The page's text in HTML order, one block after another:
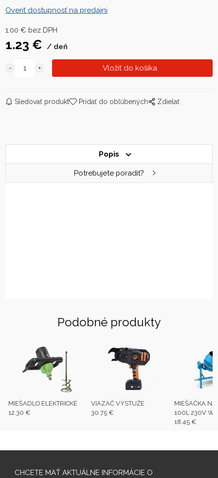
Overiť dostupnosť na predajni
1.00 € bez DPH
1.23 € deň
Sledovať produkt Pridať do obľúbených Zdielať
Popis
Potrebujete poradiť?
Podobné produkty
MIEŠADLO ELEKTRICKÉ
12.30 €
VIAZAČ VÝSTUŽE
30.75 €
MIEŠAČKA NA
100L 230V
18.45 €
CHCETE MAŤ AKTUÁLNE INFORMÁCIE O